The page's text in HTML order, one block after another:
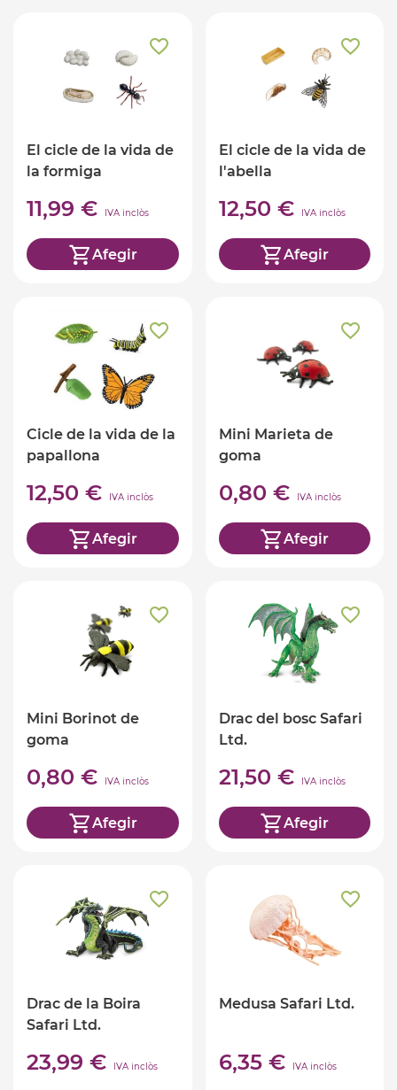
El cicle de la vida de
la formiga
11,99 € IVA inclòs
Afegir
El cicle de la vida de
l'abella
12,50 € IVA inclòs
Afegir
Cicle de la vida de la
papallona
12,50 € IVA inclòs
Afegir
Mini Marieta de
goma
0,80 € IVA inclòs
Afegir
Mini Borinot de
goma
0,80 € IVA inclòs
Afegir
Drac del bosc Safari
Ltd.
21,50 € IVA inclòs
Afegir
Drac de la Boira
Safari Ltd.
23,99 € IVA inclòs
Medusa Safari Ltd.
6,35 € IVA inclòs